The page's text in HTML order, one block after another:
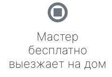
Мастер
бесплатно
выезжает на дом